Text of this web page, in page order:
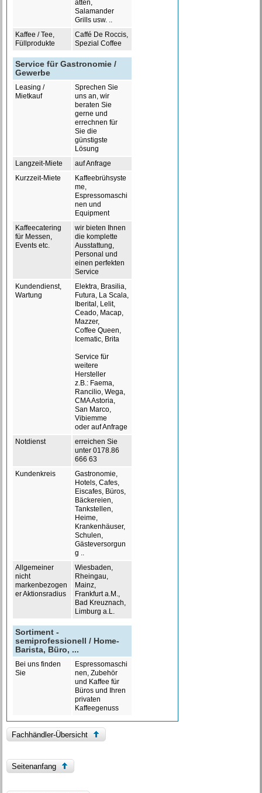
atten,
Salamander
Grills usw. ..
Kaffee / Tee,
Füllprodukte
Caffé De Roccis,
Spezial Coffee
Service für Gastronomie /
Gewerbe
Leasing /
Mietkauf
Sprechen Sie
uns an, wir
beraten Sie
gerne und
errechnen für
Sie die
günstigste
Lösung
Langzeit-Miete
auf Anfrage
Kurzzeit-Miete
Kaffeebrühsyste
me,
Espressomaschi
nen und
Equipment
Kaffeecatering
für Messen,
Events etc.
wir bieten Ihnen
die komplette
Ausstattung,
Personal und
einen perfekten
Service
Kundendienst,
Wartung
Elektra, Brasilia,
Futura, La Scala,
Iberital, Lelit,
Ceado, Macap,
Mazzer,
Coffee Queen,
Icematic, Brita
Service für
weitere
Hersteller
z.B.: Faema,
Rancilio, Wega,
CMA Astoria,
San Marco,
Vibiemme
oder auf Anfrage
Notdienst
erreichen Sie
unter 0178.86
666 63
Kundenkreis
Gastronomie,
Hotels, Cafes,
Eiscafes, Büros,
Bäckereien,
Tankstellen,
Heime,
Krankenhäuser,
Schulen,
Gästeversorgun
g ..
Allgemeiner
nicht
markenbezogen
er Aktionsradius
Wiesbaden,
Rheingau,
Mainz,
Frankfurt a.M.,
Bad Kreuznach,
Limburg a.L.
Sortiment -
semiprofessionell / Home-
Barista, Büro, ...
Bei uns finden
Sie
Espressomaschi
nen, Zubehör
und Kaffee für
Büros und Ihren
privaten
Kaffeegenuss
Fachhändler-Übersicht
Seitenanfang